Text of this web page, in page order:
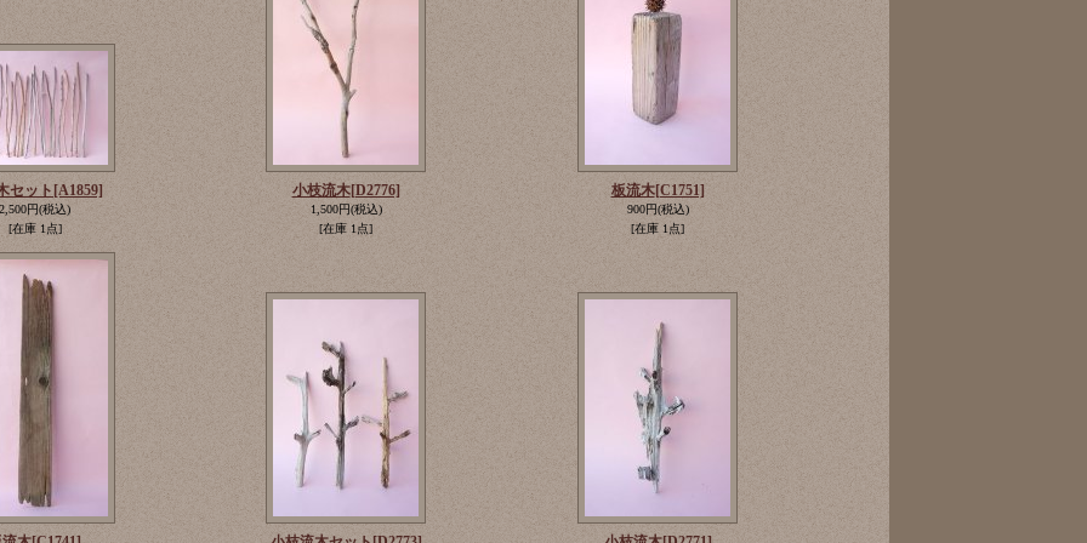
セット [A1859]
2,500円(税込)
[在庫 1点]
小枝流木[D2776]
1,500円(税込)
[在庫 1点]
板流木[C1751]
900円(税込)
[在庫 1点]